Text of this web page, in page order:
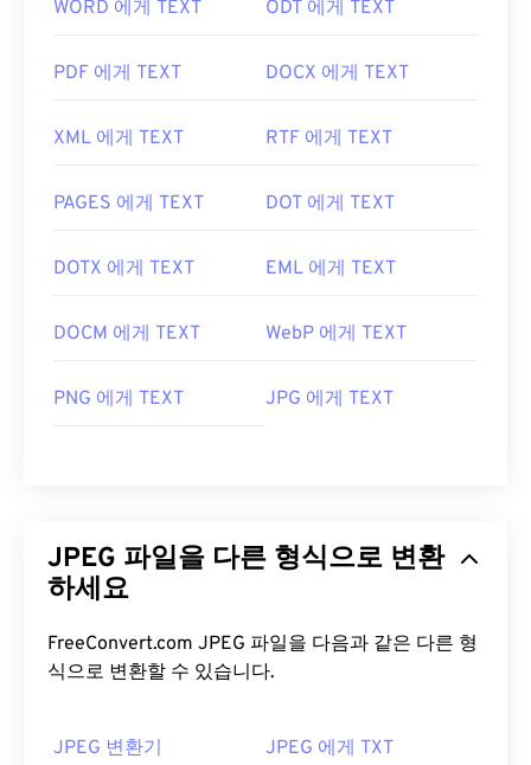
JPEG 파일을 인식하고 열 수 있습니다. JPEG 파일을
선택하여 파일을 열려면 마우스 오른쪽 버튼을 클릭
JPEG 파일은
과 같은 인기 웹 브라우저,
Apple Preview와 같은 Mac OS 애플리케이션에서
개발: Joint Photographic Experts Group
https://www.lifewire.com/jpg-jpeg-파일-4139913
WORD 에게 TEXT ODT 에게 TEXT
PDF 에게 TEXT DOCX 에게 TEXT
XML 에게 TEXT RTF 에게 TEXT
PAGES 에게 TEXT DOT 에게 TEXT
DOTX 에게 TEXT EML 에게 TEXT
DOCM 에게 TEXT WebP 에게 TEXT
PNG 에게 TEXT JPG 에게 TEXT
JPEG 파일을 다른 형식으로 변환
하세요
FreeConvert.com JPEG 파일을 다음과 같은 다른 형
식으로 변환할 수 있습니다.
JPEG 변환기 JPEG 에게 TXT